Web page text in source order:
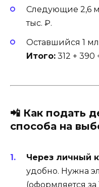
Следующие 2,6
тыс. ₽.
Оставшийся 1
Итого: 312 + 390
📲 Как подать
способа на
Через личный
удобно. Нужна
(оформляется за